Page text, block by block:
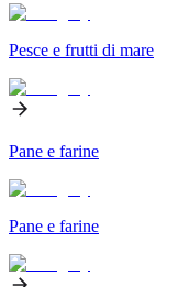
Pesce e frutti di mare
Pane e farine
Pane e farine